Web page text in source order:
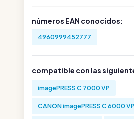
números EAN conocidos:
4960999452777
compatible con las
imagePRESS C 7000 VP
CANON imagePRESS C 6000 VP